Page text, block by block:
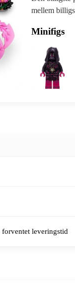
mellem
Minifigs
forventet leveringstid